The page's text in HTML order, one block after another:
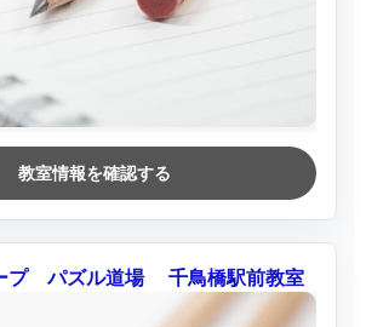
教室情報を確認する
プ パズル道場 千鳥橋駅前教室